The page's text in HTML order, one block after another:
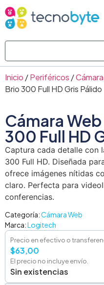
Inicio /Periféricos /
Brio 300 Full HD Gris Pálido
Cámara
300 Full HD
Captura cada detalle con
300 Full HD. Diseñada
ofrece imágenes nítidas
claro. Perfecta para
conferencias.
Categoría:Cámara Web
Marca:Logitech
Precio en efectivo o
$63,00
El precio no incluye envío.
Sin existencias